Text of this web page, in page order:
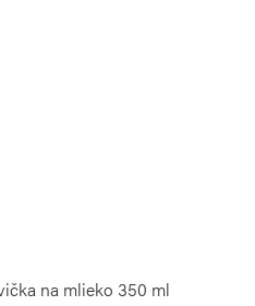
na mlieko 350 ml